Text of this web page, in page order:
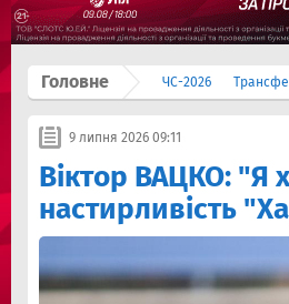
Головне ЧС-2026
9 липня 2026 09:11
Віктор ВАЦКО: "Я
настирливість